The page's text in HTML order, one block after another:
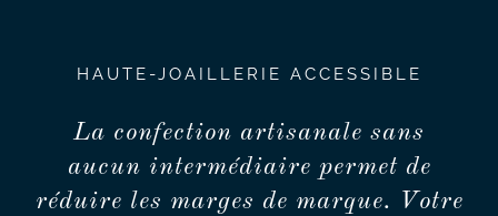
HAUTE-JOAILLERIE ACCESSIBLE
La confection artisanale sans
aucun intermédiaire permet de
réduire les marges de marque. Votre